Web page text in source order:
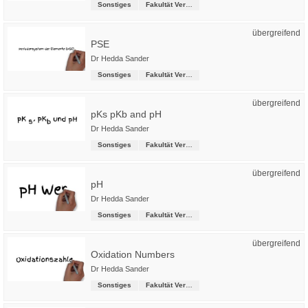
Sonstiges
übergreifend
PSE
Dr Hedda Sander
Sonstiges
übergreifend
pKs pKb and pH
Dr Hedda Sander
Sonstiges
übergreifend
pH
Dr Hedda Sander
Sonstiges
übergreifend
Oxidation Numbers
Dr Hedda Sander
Sonstiges